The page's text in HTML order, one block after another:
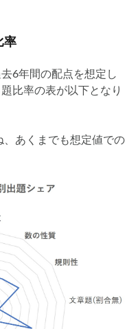
率
6年間の配点を想定し
比率の表が以下となり
あくまでも想定値での